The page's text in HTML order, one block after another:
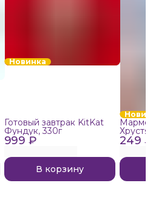
Новинка
999 ₽
Готовый завтрак KitKat
Фундук, 330г
В корзину
249 ₽